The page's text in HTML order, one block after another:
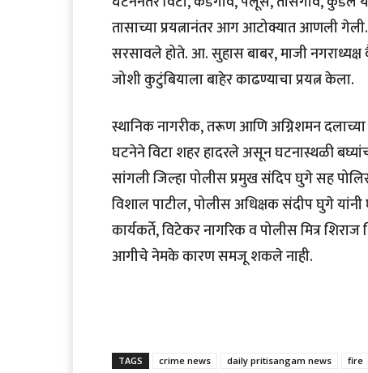
तासाच्या प्रयत्नानंतर आग आटोक्यात आणली
सरसावले होते. आ. सुहास बाबर, माजी
जोशी कुटुंबियाला बाहेर काढण्याचा प्रयत्न केला.
स्थानिक नागरीक, तरूण आणि अग्निशमन
घटनेने विटा शहर हादरले असून घटनास्थळी
सांगली जिल्हा पोलीस प्रमुख संदिप घुगे सह
विशाल पाटील, पोलीस अधिक्षक संदीप घुगे
कार्यकर्ते, विटेकर नागरिक व पोलीस मित्र
आगीचे नेमके कारण समजू शकले नाही.
TAGS crime news daily pritisangam news fire